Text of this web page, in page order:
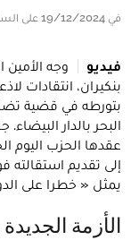
في 19/12/2024 على الساعة 18:20
فيديو
وجه الأمين
بنكيران، انتقادات
بتورطه في قضية
البحر بالدار
عقدها الحزب اليوم
إلى تقديم استقالته
يمثل « خطرا على
الأزمة الجديدة بين حزب العدالة والتنمية